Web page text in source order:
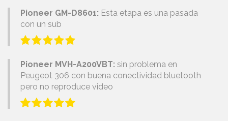
Pioneer GM-D8601: Esta etapa es una pasada
con un sub
Pioneer MVH-A200VBT: sin problema en
Peugeot 306 con buena conectividad bluetooth
pero no reproduce video